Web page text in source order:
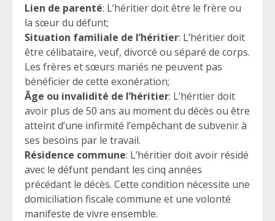
Lien de parenté: L’héritier doit être le frère ou
la sœur du défunt;
Situation familiale de l’héritier: L’héritier doit
être célibataire, veuf, divorcé ou séparé de corps.
Les frères et sœurs mariés ne peuvent pas
bénéficier de cette exonération;
Âge ou invalidité de l’héritier: L’héritier doit
avoir plus de 50 ans au moment du décès ou être
atteint d’une infirmité l’empêchant de subvenir à
ses besoins par le travail.
Résidence commune: L’héritier doit avoir résidé
avec le défunt pendant les cinq années
précédant le décès. Cette condition nécessite une
domiciliation fiscale commune et une volonté
manifeste de vivre ensemble.